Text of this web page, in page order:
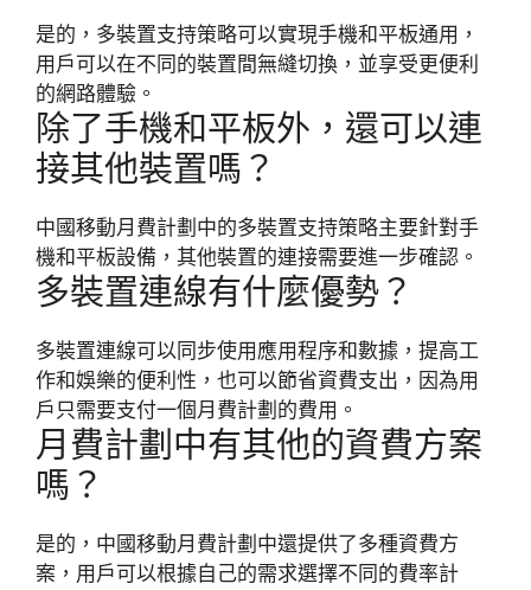
是的，多裝置支持策略可以實現手機和平板通用，
用戶可以在不同的裝置間無縫切換，並享受更便利
的網路體驗。
除了手機和平板外，還可以連
接其他裝置嗎？
中國移動月費計劃中的多裝置支持策略主要針對手
機和平板設備，其他裝置的連接需要進一步確認。
多裝置連線有什麼優勢？
多裝置連線可以同步使用應用程序和數據，提高工
作和娛樂的便利性，也可以節省資費支出，因為用
戶只需要支付一個月費計劃的費用。
月費計劃中有其他的資費方案
嗎？
是的，中國移動月費計劃中還提供了多種資費方
案，用戶可以根據自己的需求選擇不同的費率計